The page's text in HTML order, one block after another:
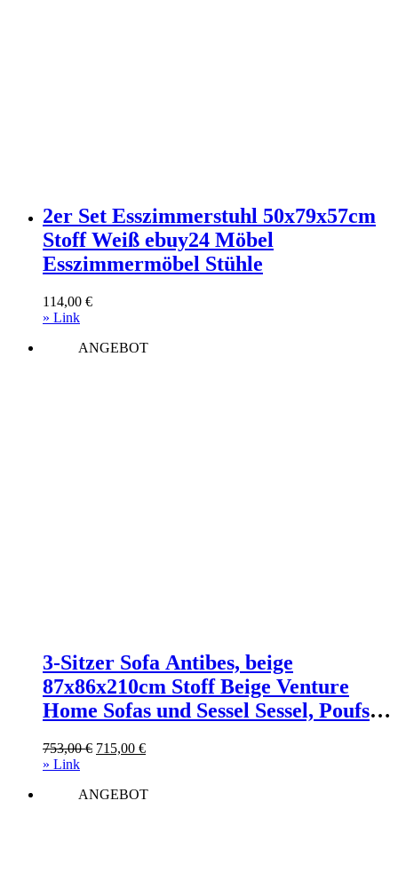
2er Set Esszimmerstuhl 50x79x57cm
Stoff Weiß ebuy24 Möbel
Esszimmermöbel Stühle
114,00 €
» Link
ANGEBOT
3-Sitzer Sofa Antibes, beige
87x86x210cm Stoff Beige Venture
Home Sofas und Sessel Sessel, Poufs
753,00€ Ursprünglicher
753,00 €
715,00 €Aktueller
715,00 €.
» Link
ANGEBOT